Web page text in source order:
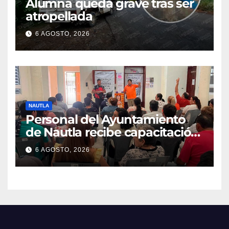
Alumna queda grave tras ser
atropellada
6 AGOSTO, 2026
NAUTLA
Personal del Ayuntamiento
de Nautla recibe capacitación
en atención a emergencias
6 AGOSTO, 2026